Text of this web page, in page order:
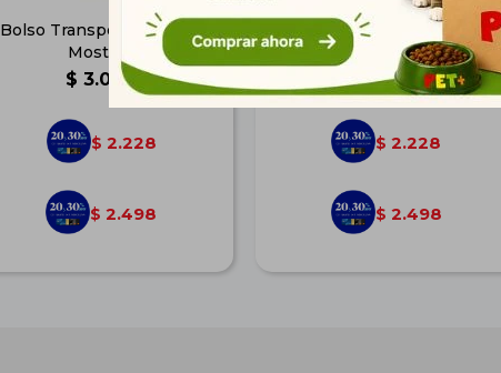
Bolso Transportador Dúo
Mostaza
$ 3.084
$ 2.228
$ 2.498
Cama Igloo Elegance Rosa L
$ 3.084
$ 2.228
$ 2.498